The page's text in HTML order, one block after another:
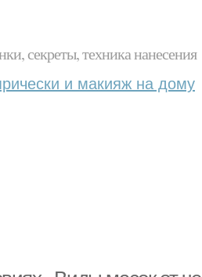
секреты, техника нанесения
и макияж на дому